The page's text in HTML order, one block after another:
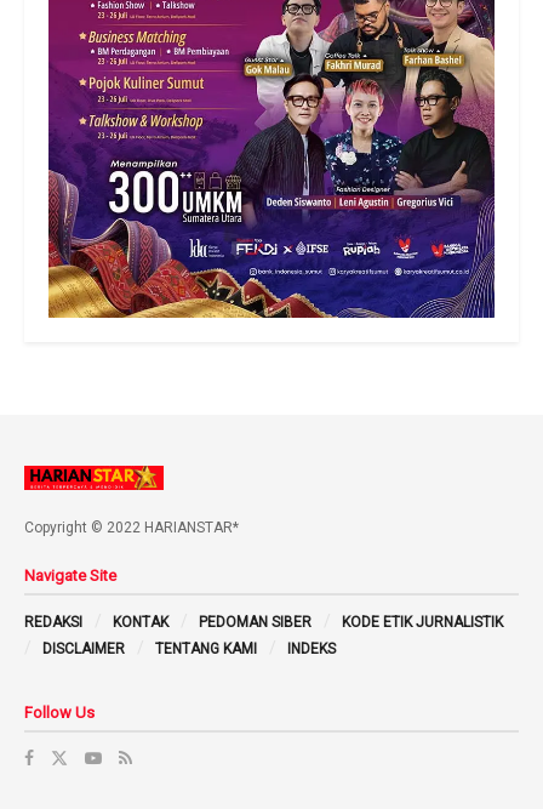
Copyright © 2022 HARIANSTAR*
Navigate Site
REDAKSI KONTAK PEDOMAN SIBER
KODE ETIK JURNALISTIK
DISCLAIMER
TENTANG KAMI INDEKS
Follow Us